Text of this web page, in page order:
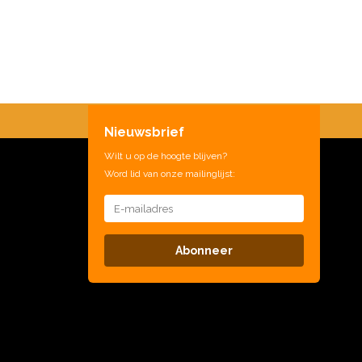
Nieuwsbrief
Wilt u op de hoogte blijven?
Word lid van onze mailinglijst:
Abonneer